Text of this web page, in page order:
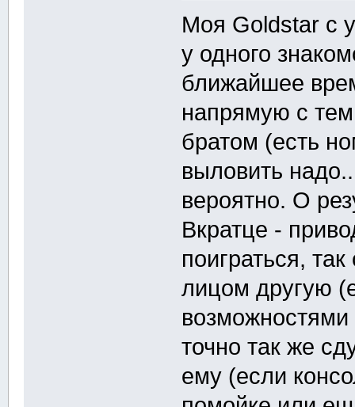
Моя Goldstar с
у одного
ближайшее
напрямую с тем
братом (есть
выловить
вероятно. О
Вкратце -
поиграться,
лицом другую
точно так же
ему (если